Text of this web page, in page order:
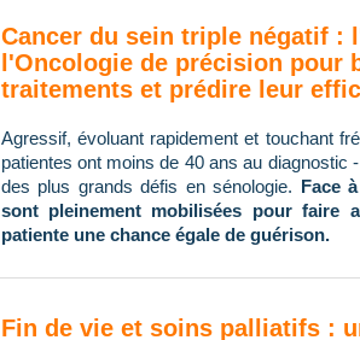
Cancer du sein triple négatif :
l'Oncologie de précision pour
traitements et prédire leur
Agressif, évoluant rapidement et touchant
patientes ont moins de 40 ans au diagnostic
des plus grands défis en sénologie. Face
sont pleinement mobilisées pour faire
patiente une chance égale de guérison.
Fin de vie et soins palliatifs :